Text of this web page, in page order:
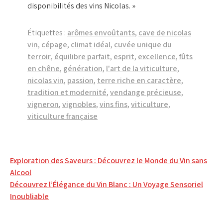
disponibilités des vins Nicolas. »
Étiquettes : arômes envoûtants, cave de nicolas
vin, cépage, climat idéal, cuvée unique du
terroir, équilibre parfait, esprit, excellence,fûts
en chêne, génération, l'art de la viticulture,
nicolas vin, passion, terre riche en caractère,
tradition et modernité,vendange précieuse,
vigneron,vignobles,vins fins,viticulture,
viticulture française
Navigation
de
l’article
Exploration des Saveurs : Découvrez le Monde du Vin sans
Alcool
Découvrez l’Élégance du Vin Blanc : Un Voyage Sensoriel
Inoubliable